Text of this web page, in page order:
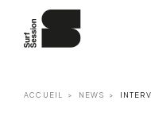
ACCUEIL NEWS